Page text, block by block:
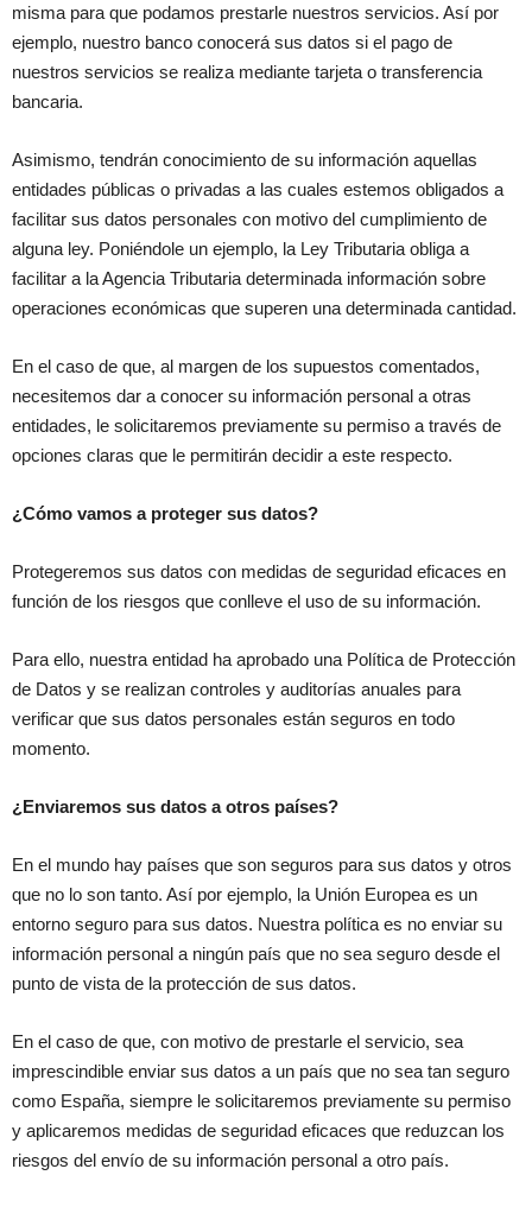
misma para que podamos prestarle nuestros servicios. Así por
ejemplo, nuestro banco conocerá sus datos si el pago de
nuestros servicios se realiza mediante tarjeta o transferencia
bancaria.
Asimismo, tendrán conocimiento de su información aquellas
entidades públicas o privadas a las cuales estemos obligados a
facilitar sus datos personales con motivo del cumplimiento de
alguna ley. Poniéndole un ejemplo, la Ley Tributaria obliga a
facilitar a la Agencia Tributaria determinada información sobre
operaciones económicas que superen una determinada cantidad.
En el caso de que, al margen de los supuestos comentados,
necesitemos dar a conocer su información personal a otras
entidades, le solicitaremos previamente su permiso a través de
opciones claras que le permitirán decidir a este respecto.
¿Cómo vamos a proteger sus datos?
Protegeremos sus datos con medidas de seguridad eficaces en
función de los riesgos que conlleve el uso de su información.
Para ello, nuestra entidad ha aprobado una Política de Protección
de Datos y se realizan controles y auditorías anuales para
verificar que sus datos personales están seguros en todo
momento.
¿Enviaremos sus datos a otros países?
En el mundo hay países que son seguros para sus datos y otros
que no lo son tanto. Así por ejemplo, la Unión Europea es un
entorno seguro para sus datos. Nuestra política es no enviar su
información personal a ningún país que no sea seguro desde el
punto de vista de la protección de sus datos.
En el caso de que, con motivo de prestarle el servicio, sea
imprescindible enviar sus datos a un país que no sea tan seguro
como España, siempre le solicitaremos previamente su permiso
y aplicaremos medidas de seguridad eficaces que reduzcan los
riesgos del envío de su información personal a otro país.